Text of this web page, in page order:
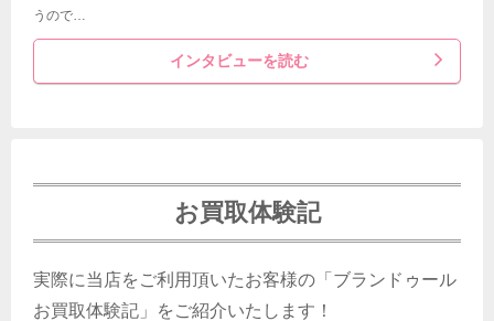
うので…
インタビューを読む
お買取体験記
実際に当店をご利用頂いたお客様の「ブランドゥール
お買取体験記」をご紹介いたします！